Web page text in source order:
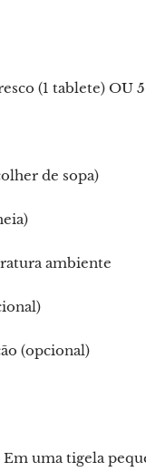
(1 tablete) OU
de sopa)
ambiente
(opcional)
Em uma tigela